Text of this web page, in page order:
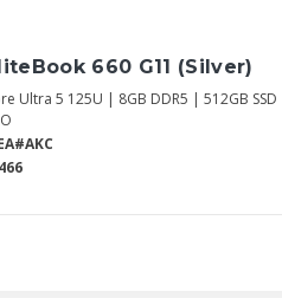
660 G11 (Silver)
Ultra 5 125U | 8GB DDR5 | 512GB